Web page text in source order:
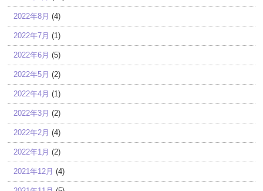
2022年8月 (4)
2022年7月 (1)
2022年6月 (5)
2022年5月 (2)
2022年4月 (1)
2022年3月 (2)
2022年2月 (4)
2022年1月 (2)
2021年12月 (4)